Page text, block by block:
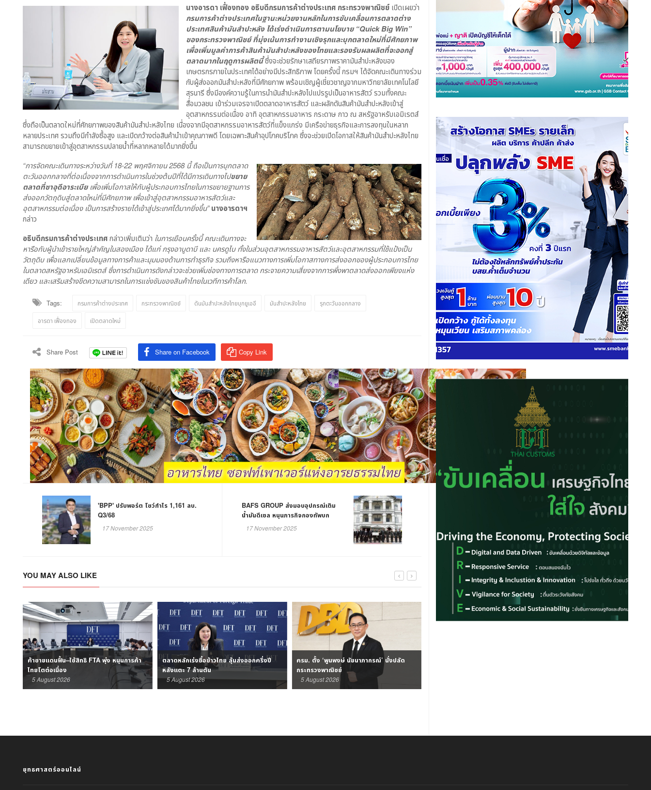
นางอารดา เฟื่องทอง อธิบดีกรมการค้าต่างประเทศ กระทรวงพาณิชย์ เปิดเผยว่า
กรมการค้าต่างประเทศในฐานะหน่วยงานหลักในการขับเคลื่อนการตลาดต่าง
ประเทศสินค้ามันสำปะหลัง ได้เร่งดำเนินการตามนโยบาย “Quick Big Win”
ของกระทรวงพาณิชย์ ที่มุ่งเน้นการทำงานเชิงรุกและบุกตลาดใหม่ที่มีศักยภาพ
เพื่อเพิ่มมูลค่าการค้าสินค้ามันสำปะหลังของไทยและรองรับผลผลิตที่จะออกสู่
ตลาดมากในฤดูการผลิตนี้ซึ่งจะช่วยรักษาเสถียรภาพราคามันสำปะหลังของ
เกษตรกรภายในประเทศได้อย่างมีประสิทธิภาพ โดยครั้งนี้ กรมฯ ได้จัดคณะเดินทางร่วม
กับผู้ส่งออกมันสำปะหลังที่มีศักยภาพ พร้อมเชิญผู้เชี่ยวชาญจากมหาวิทยาลัยเทคโนโลยี
สุรนารี ซึ่งมีองค์ความรู้ในการนำมันสำปะหลังไปแปรรูปเป็นอาหารสัตว์ รวมทั้งคณะ
สื่อมวลชน เข้าร่วมเจรจาเปิดตลาดอาหารสัตว์ และผลักดันสินค้ามันสำปะหลังเข้าสู่
อุตสาหกรรมต่อเนื่อง อาทิ อุตสาหกรรมอาหาร กระดาษ กาว ณ สหรัฐอาหรับเอมิเรตส์
ซึ่งถือเป็นตลาดใหม่ที่ศักยภาพของสินค้ามันสำปะหลังไทย เนื่องจากมีอุตสาหกรรมอาหารสัตว์ที่แข็งแกร่ง มีเครือข่ายธุรกิจและการลงทุนในหลาก
หลายประเทศ รวมถึงมีกำลังซื้อสูง และเปิดกว้างต่อสินค้านำเข้าคุณภาพดี โดยเฉพาะสินค้าอุปโภคบริโภค ซึ่งจะช่วยเปิดโอกาสให้สินค้ามันสำปะหลังไทย
สามารถขยายเข้าสู่อุตสาหกรรมปลายน้ำที่หลากหลายได้มากยิ่งขึ้น
“การจัดคณะเดินทางระหว่างวันที่ 18-22 พฤศจิกายน 2568 นี้ ถือเป็นการบุกตลาด
ตะวันออกกลางที่ต่อเนื่องจากการดำเนินการในช่วงต้นปีที่ได้มีการเดินทางไปขยาย
ตลาดที่ซาอุดีอาระเบียเพื่อเพิ่มโอกาสให้กับผู้ประกอบการไทยในการขยายฐานการ
ส่งออกวัตถุดิบสู่ตลาดใหม่ที่มีศักยภาพ เพื่อเข้าสู่อุตสาหกรรมอาหารสัตว์และ
อุตสาหกรรมต่อเนื่อง เป็นการสร้างรายได้เข้าสู่ประเทศได้มากยิ่งขึ้น” นางอารดาฯ
กล่าว
อธิบดีกรมการค้าต่างประเทศกล่าวเพิ่มเติมว่า ในการเยือนครั้งนี้ คณะเดินทางจะ
หารือกับผู้นำเข้ารายใหญ่สำคัญในสองเมือง ได้แก่ กรุงอาบูดาบี และ นครดูไบ ทั้งในส่วนอุตสาหกรรมอาหารสัตว์และอุตสาหกรรมที่ใช้แป้งเป็น
วัตถุดิบ เพื่อแลกเปลี่ยนข้อมูลทางการค้าและมุมมองด้านการทำธุรกิจ รวมถึงหารือแนวทางการเพิ่มโอกาสทางการส่งออกของผู้ประกอบการไทย
ในตลาดสหรัฐอาหรับเอมิเรตส์ ซึ่งการดำเนินการดังกล่าวจะช่วยเพิ่มช่องทางการตลาด กระจายความเสี่ยงจากการพึ่งพาตลาดส่งออกเพียงแห่ง
เดียว และเสริมสร้างขีดความสามารถในการแข่งขันของสินค้าไทยในเวทีการค้าโลก.
Tags: กรมการค้าต่างประเทศ กระทรวงพาณิชย์ ดันมันสำปะหลังไทยบุกยูเออี มันสำปะหลังไทย รุกตะวันออกกลาง
อารดา เฟื่องทอง เปิดตลาดใหม่
Share Post Share on Facebook Copy Link
'BPP' ปรับพอร์ต โชว์กำไร 1,161 ลบ.
Q3/68
17 November 2025
BAFS GROUP ส่งมอบอุปกรณ์เติม
น้ำมันดีเซล หนุนภารกิจกองทัพบก
17 November 2025
YOU MAY ALSO LIKE
ค้าชายแดนฟื้น–ใช้สิทธิ FTA พุ่ง หนุนการค้า
ไทยโตต่อเนื่อง
5 August 2026
ตลาดหลักเร่งซื้อข้าวไทย ลุ้นส่งออกครึ่งปี
หลังแตะ 7 ล้านตัน
5 August 2026
ครม. ตั้ง ‘พูนพงษ์ นัยนาภากรณ์’ นั่งปลัด
กระทรวงพาณิชย์
5 August 2026
ยุทธศาสตร์ออนไลน์